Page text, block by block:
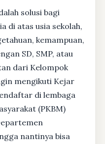
solusi bagi
di atas usia sekolah,
kemampuan,
SD, SMP, atau
dari Kelompok
mengikuti Kejar
di lembaga
(PKBM)
nantinya bisa